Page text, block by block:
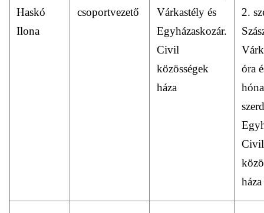
Haskó
Ilona
csoportvezető
Várkastély és
Egyházaskozár.
Civil
közösségek
háza
2.
óra
Civil